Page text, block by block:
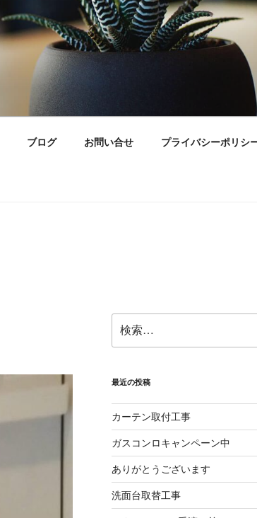
ブログ お問い合せ プライバシーポリシ
索:
最近の投稿
カーテン取付工事
ガスコンロキャンペーン中
ありがとうございます
洗面台取替工事